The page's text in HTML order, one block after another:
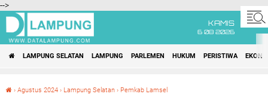
-->
KAMIS
6 08 2026
LAMPUNG SELATAN LAMPUNG PARLEMEN HUKUM PERISTIWA
› Agustus 2024 › Lampung Selatan › Pemkab Lamsel